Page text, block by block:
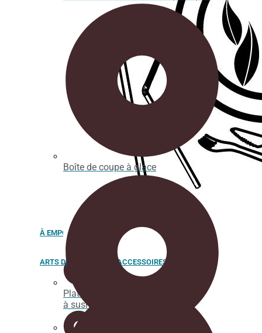
À EMPORTER
Plateaux
à sushi
ARTS DE LA TABLE ET ACCESSOIRES
Boîte de coupe à glace